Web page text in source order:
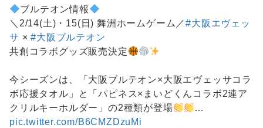
ブルテオン情報
＼2/14(土)・15(日) 舞洲ホームゲーム／#大阪エヴェッ
サ ×#大阪ブルテオン
共創コラボグッズ販売決定
今シーズンは、「大阪ブルテオン×大阪エヴェッサコラ
ボ応援タオル」と「パピネス×まいどくんコラボ2連ア
クリルキーホルダー」の2種類が登場
…
pic.twitter.com/B6CMZDzuMi